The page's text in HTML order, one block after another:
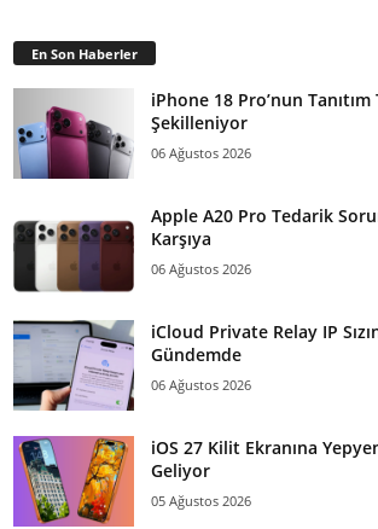
En Son Haberler
iPhone 18 Pro’nun
Şekilleniyor
06 Ağustos 2026
Apple A20 Pro Tedarik
Karşıya
06 Ağustos 2026
iCloud Private Relay IP
Gündemde
06 Ağustos 2026
iOS 27 Kilit Ekranına
Geliyor
05 Ağustos 2026